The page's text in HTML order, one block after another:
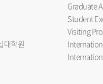
대학원
Graduate
Student
Visiting